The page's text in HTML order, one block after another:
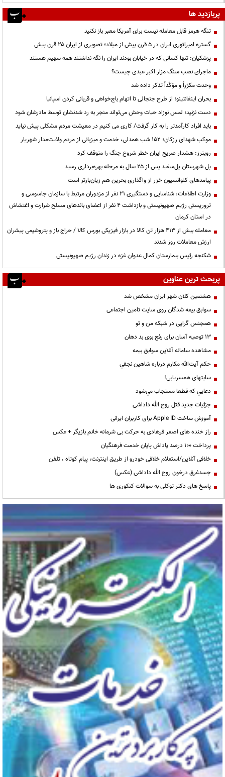
پربازدید ها
تنگه هرمز قابل معامله نیست برای آمریکا معبر باز نکنید
گستره امپراتوری ایران در ۵ قرن پیش از میلاد؛ تصویری از ایران ۲۵ قرن پیش
پزشکیان: تنها کسانی که در خیابان بودند ایران را نگه نداشتند همه سهیم هستند
ماجرای نصب سنگ مزار اکبر عبدی چیست؟
وحدت مکرّراً و مؤکّداً تذکر داده شد
بحران اینفانتینو؛ از طرح جنجالی تا اتهام باج‌خواهی و قربانی کردن اسپانیا
دست نزنید؛ لمس نوزاد حیات وحش می‌تواند منجر به رد شدنشان توسط مادرشان شود
باید افراد کارآمدتر را به کار گرفت/ کاری می کنیم در معیشت مردم مشکلی پیش نیاید
موکب شهدای رزکان؛ ۱۵۲ شب همدلی، خدمت و میزبانی از مردم ولایت‌مدار شهریار
رویترز: هشدار صریح ایران خطر شروع جنگ را متوقف کرد
پل شهرستان پل‌سفید پس از ۲۵ سال به مرحله بهره‌برداری رسید
پیامدهای کنوانسیون خزر از واگذاری بحرین هم زیان‌بارتر است
وزارت اطلاعات: شناسایی و دستگیری ۲۱ نفر از مزدوران مرتبط با سازمان جاسوسی و
تروریستی رژیم صهیونیستی و بازداشت ۴ نفر از اعضای باندهای مسلح شرارت و اغتشاش
در استان کرمان
معامله بیش از ۴۱۳ هزار تن کالا در بازار فیزیکی بورس کالا / حراج باز و پتروشیمی پیشران
ارزش معاملات روز شدند
شکنجه رئیس بیمارستان کمال عدوان غزه در زندان رژیم صهیونیستی
پربحث ترین عناوین
هشتمین کلان شهر ایران مشخص شد
سوابق بیمه شدگان روی سایت تامین اجتماعی
همجنس گرایی در شبکه من و تو
13 توصیه آسان برای رفع بوی بد دهان
مشاهده سامانه آنلاين سوابق بیمه
حكم آيت‌الله مكارم درباره شاهين نجفي
سایتهای همسریابی!
دعايي كه قطعا مستجاب مي‌شود
جزئیات جدید قتل روح الله داداشی
آموزش ساخت Apple ID برای کاربران ایرانی
راز خنده های اصغر فرهادی به حرکت بی شرمانه خانم بازیگر + عکس
پرداخت ۱۰۰ درصد پاداش پایان خدمت فرهنگیان
خلافی آنلاین/استعلام خلافی خودرو از طریق اینترنت، پیام کوتاه ، تلفن
جسدغرق درخون روح الله داداشی (عکس)
پاسخ های دکتر توکلی به سوالات کنکوری ها